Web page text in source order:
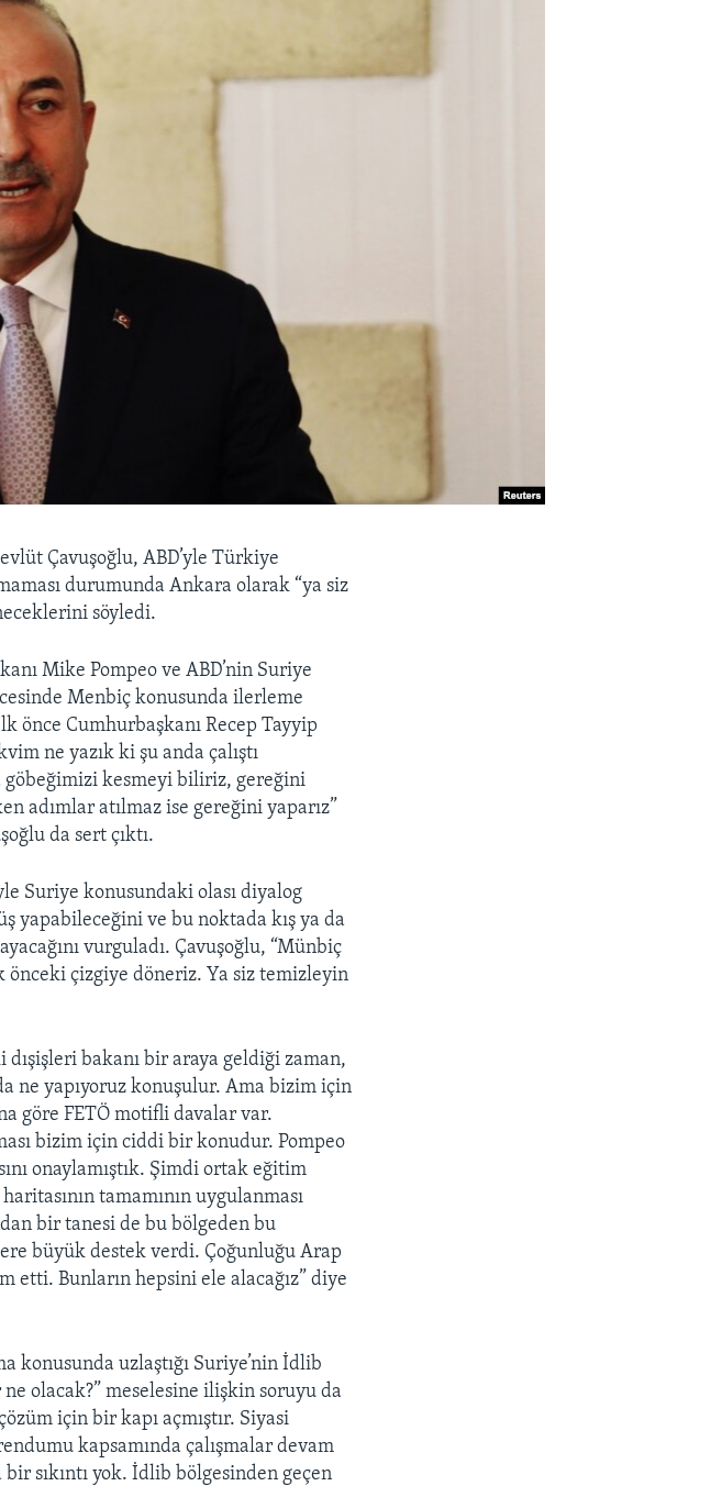
Çavuşoğlu, ABD’yle Türkiye
durumunda Ankara olarak “ya siz
söyledi.
Mike Pompeo ve ABD’nin Suriye
Menbiç konusunda ilerleme
önce Cumhurbaşkanı Recep Tayyip
ne yazık ki şu anda çalıştı
göbeğimizi kesmeyi biliriz, gereğini
adımlar atılmaz ise gereğini yaparız”
da sert çıktı.
Suriye konusundaki olası diyalog
yapabileceğini ve bu noktada kış ya da
vurguladı. Çavuşoğlu, “Münbiç
önceki çizgiye döneriz. Ya siz temizleyin
bakanı bir araya geldiği zaman,
yapıyoruz konuşulur. Ama bizim için
göre FETÖ motifli davalar var.
bizim için ciddi bir konudur. Pompeo
onaylamıştık. Şimdi ortak eğitim
tamamının uygulanması
bir tanesi de bu bölgeden bu
büyük destek verdi. Çoğunluğu Arap
Bunların hepsini ele alacağız” diye
konusunda uzlaştığı Suriye’nin İdlib
olacak?” meselesine ilişkin soruyu da
için bir kapı açmıştır. Siyasi
kapsamında çalışmalar devam
sıkıntı yok. İdlib bölgesinden geçen